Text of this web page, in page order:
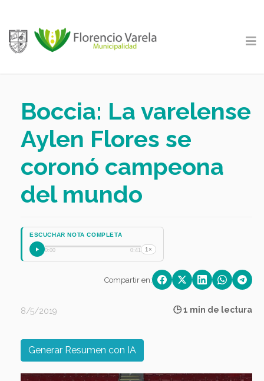
Boccia: La varelense
Aylen Flores se
coronó campeona
del mundo
ESCUCHAR NOTA COMPLETA
0:00 0:41 1×
Compartir en:
8/5/2019 🕒 1 min de lectura
Generar Resumen con IA